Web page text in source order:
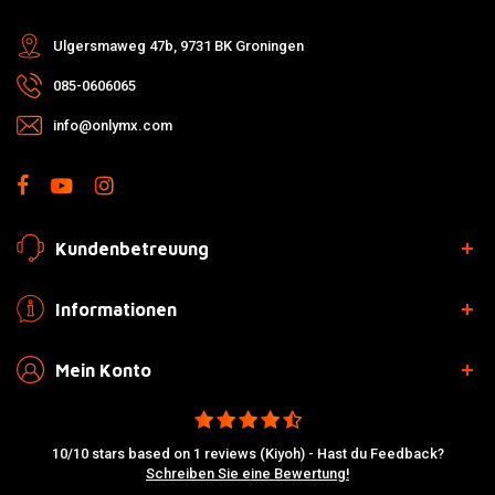
Ulgersmaweg 47b, 9731 BK Groningen
085-0606065
info@onlymx.com
Kundenbetreuung
Informationen
Mein Konto
10/10 stars based on 1 reviews (Kiyoh) - Hast du Feedback?
Schreiben Sie eine Bewertung!